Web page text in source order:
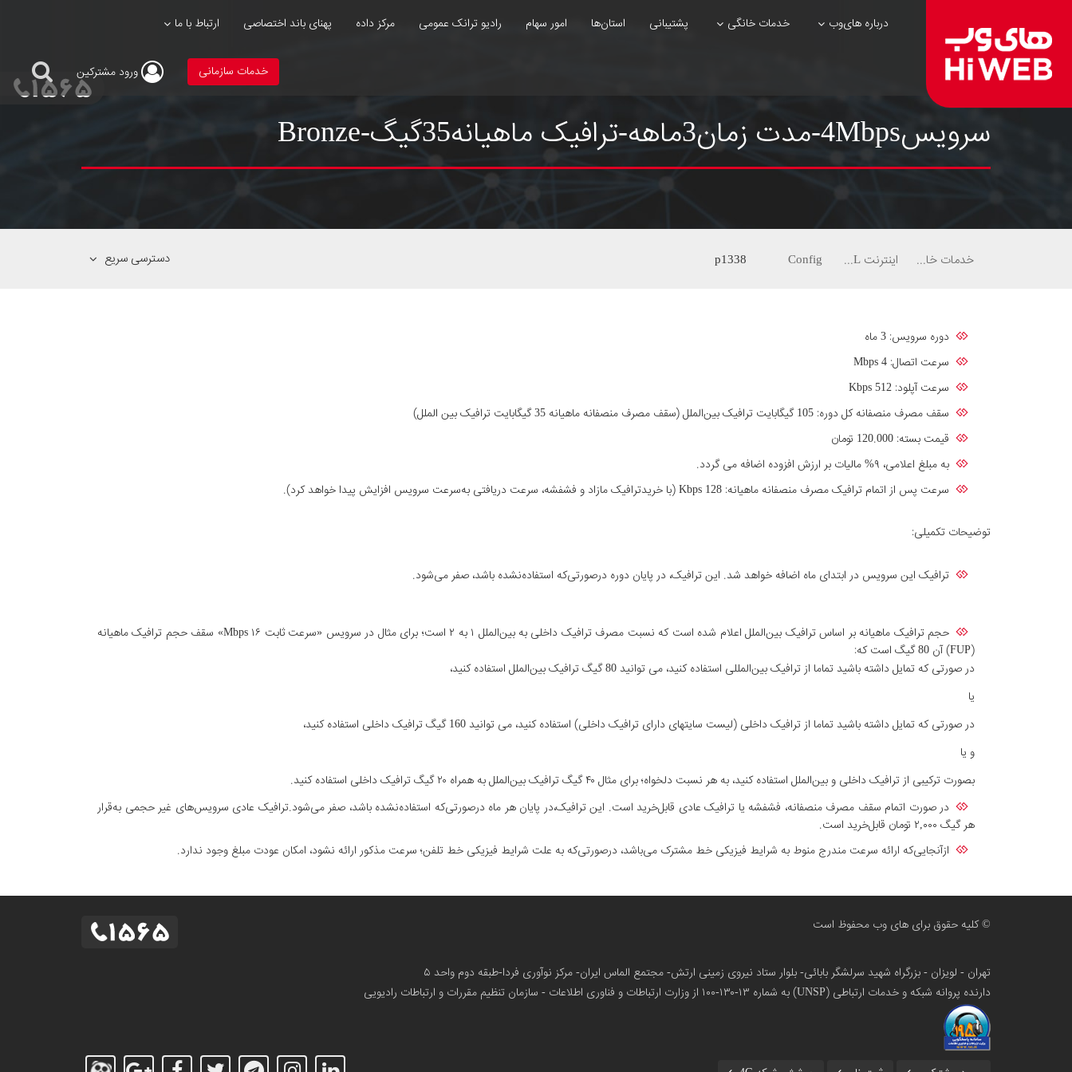
درباره های‌وب خدمات خانگی پشتیبانی استان‌ها امور سهام رادیو ترانک عمومی مرکز داده پهنای باند اختصاصی ارتباط با ما
ورود مشترکین خدمات سازمانی
سرویس4Mbps-مدت زمان3ماهه-ترافیک ماهیانه35گیگ-Bronze
خدمات خانگی اینترنت ADSL Config
p1338 دسترسی سریع
دوره سرویس: 3 ماه
سرعت اتصال: Mbps 4
سرعت آپلود: Kbps 512
سقف مصرف منصفانه کل دوره: 105 گیگابایت ترافیک بین‌الملل (سقف مصرف منصفانه ماهیانه 35 گیگابایت ترافیک بین الملل)
قیمت بسته: 120.000 تومان
به مبلغ اعلامی، ۹% مالیات بر ارزش افزوده اضافه می گردد.
سرعت پس از اتمام ترافیک مصرف منصفانه ماهیانه: Kbps 128 (با خریدترافیک مازاد و فشفشه، سرعت دریافتی به‌سرعت سرویس افزایش پیدا خواهد کرد).
توضیحات تکمیلی:
ترافیک این سرویس در ابتدای ماه اضافه خواهد شد. این ترافیک، در پایان دوره درصورتی‌که استفاده‌نشده باشد، صفر می‌شود.
حجم ترافیک ماهیانه بر اساس ترافیک بین‌الملل اعلام شده است که نسبت مصرف ترافیک داخلی به بین‌الملل ۱ به ۲ است؛ برای مثال در سرویس «سرعت ثابت Mbps ۱۶» سقف حجم ترافیک ماهیانه
(FUP) آن 80 گیگ است که:
در صورتی که تمایل داشته باشید تماما از ترافیک بین‌المللی استفاده کنید، می توانید 80 گیگ ترافیک بین‌الملل استفاده کنید،
یا
در صورتی که تمایل داشته باشید تماما از ترافیک داخلی (لیست سایتهای دارای ترافیک داخلی) استفاده کنید، می توانید 160 گیگ ترافیک داخلی استفاده کنید،
و یا
بصورت ترکیبی از ترافیک داخلی و بین‌الملل استفاده کنید، به هر نسبت دلخواه؛ برای مثال ۴۰ گیگ ترافیک بین‌الملل به همراه ۲۰ گیگ ترافیک داخلی استفاده کنید.
در صورت اتمام سقف مصرف منصفانه، فشفشه یا ترافیک عادی قابل‌خرید است. این ترافیک،در پایان هر ماه درصورتی‌که استفاده‌نشده باشد، صفر می‌شود.ترافیک عادی سرویس‌های غیر حجمی به‌قرار
هر گیگ ۲,۰۰۰ تومان قابل‌خرید است.
ازآنجایی‌که ارائه سرعت مندرج منوط به شرایط فیزیکی خط مشترک می‌باشد، درصورتی‌که به علت شرایط فیزیکی خط تلفن؛ سرعت مذکور ارائه نشود، امکان عودت مبلغ وجود ندارد.
© کلیه حقوق برای های وب محفوظ است
تهران - لویزان - بزرگراه شهید سرلشگر بابائی- بلوار ستاد نیروی زمینی ارتش- مجتمع الماس ایران- مرکز نوآوری فردا-طبقه دوم واحد ۵
دارنده پروانه شبکه و خدمات ارتباطی (UNSP) به شماره ۱۳-۱۳۰-۱۰۰
از وزارت ارتباطات و فناوری اطلاعات - سازمان تنظیم مقررات و ارتباطات رادیویی